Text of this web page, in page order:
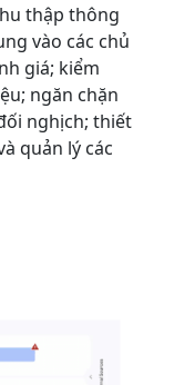
thập thông
vào các chủ
giá; kiểm
ngăn chặn
nghịch; thiết
quản lý các